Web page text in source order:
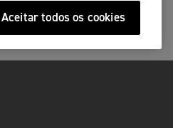
Aceitar todos os cookies